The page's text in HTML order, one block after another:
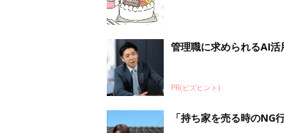
管理職に求められるAI
PR(ビズヒント)
「持ち家を売る時のNG